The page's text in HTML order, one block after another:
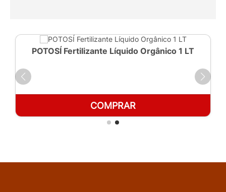
POTOSÍ Fertilizante Líquido Orgânico 1 LT
COMPRAR